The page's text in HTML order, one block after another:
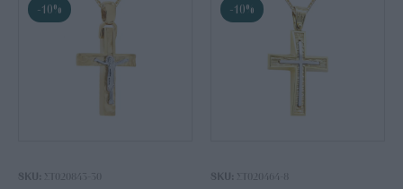
-10%
SKU: ΣΤ020843-30
-10%
SKU: ΣΤ020464-8